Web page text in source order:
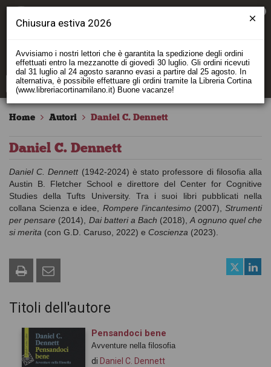
Home Autori Daniel C. Dennett
Daniel C. Dennett
Daniel C. Dennett(1942-2024) è stato professore di filosofia alla
Austin B. Fletcher School e direttore del Center for Cognitive
Studies della Tufts University. Tra i suoi libri pubblicati nella
collana Scienza e idee, Rompere l’incantesimo(2007),Strumenti
per pensare (2014), Dai batteri a Bach (2018),A ognuno quel che
si merita (con G.D. Caruso, 2022) e Coscienza (2023).
Titoli dell'autore
Pensandoci bene
Avventure nella filosofia
di Daniel C. Dennett
Chiusura estiva 2026
Avvisiamo i nostri lettori che è garantita la spedizione degli ordini
effettuati entro la mezzanotte di giovedì 30 luglio. Gli ordini ricevuti
dal 31 luglio al 24 agosto saranno evasi a partire dal 25 agosto. In
alternativa, è possibile effettuare gli ordini tramite la Libreria Cortina
(www.libreriacortinamilano.it) Buone vacanze!